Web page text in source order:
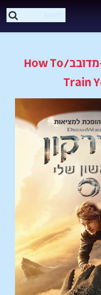
הדרקון הראשון שלי-מדובב/How To
Train